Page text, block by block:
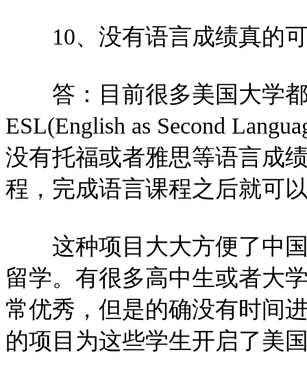
10、没有语言成绩真的可
答：目前很多美国大学都
ESL(English as Second
没有托福或者雅思等语言成
程，完成语言课程之后就可
这种项目大大方便了中国
留学。有很多高中生或者大
常优秀，但是的确没有时间
的项目为这些学生开启了美